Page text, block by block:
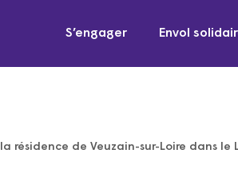
S’engager Envol
résidence de Veuzain-sur-Loire dans le